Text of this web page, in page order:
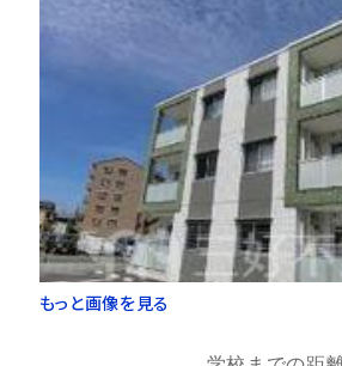
もっと画像を見る